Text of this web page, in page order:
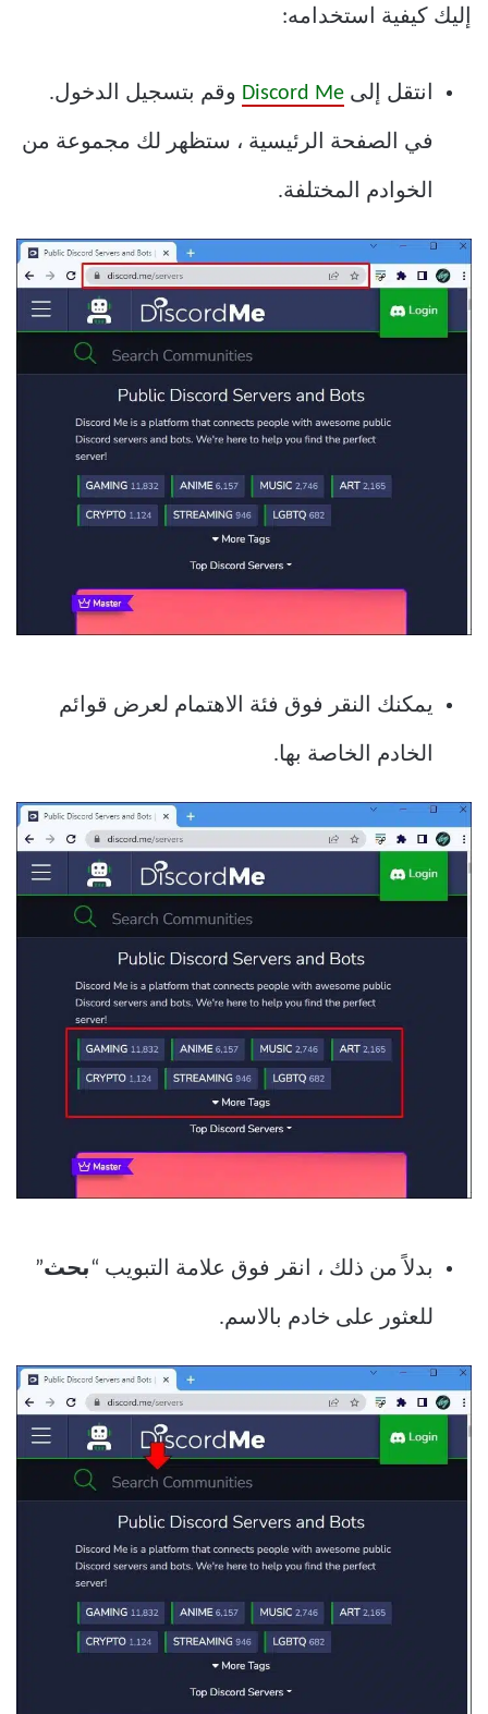
إليك كيفية استخدامه:
انتقل إلى Discord Me وقم بتسجيل الدخول.
في الصفحة الرئيسية ، ستظهر لك مجموعة من
الخوادم المختلفة.
يمكنك النقر فوق فئة الاهتمام لعرض قوائم
الخادم الخاصة بها.
بدلاً من ذلك ، انقر فوق علامة التبويب “ بحث”
للعثور على خادم بالاسم.